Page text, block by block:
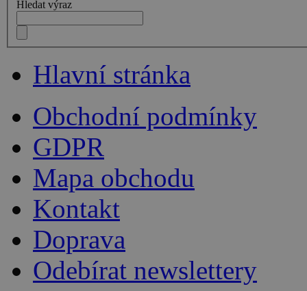
Hledat výraz
Hlavní stránka
Obchodní podmínky
GDPR
Mapa obchodu
Kontakt
Doprava
Odebírat newslettery